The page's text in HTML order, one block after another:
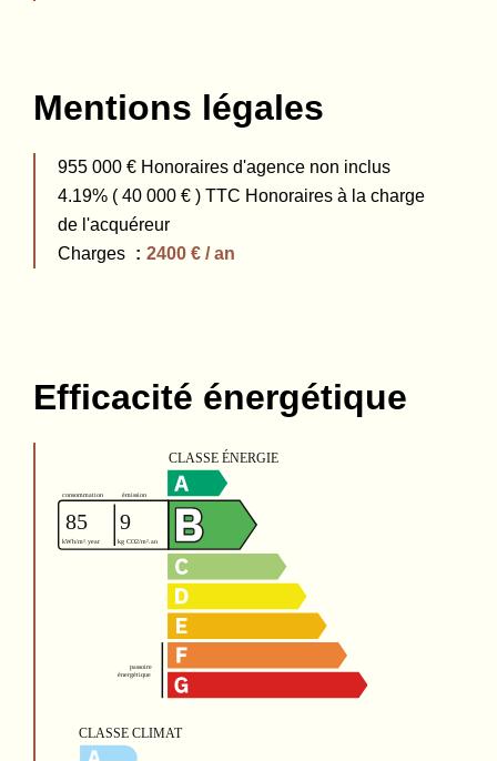
Mentions légales
955 000 € Honoraires d'agence non inclus
4.19% ( 40 000 € ) TTC Honoraires à la charge
de l'acquéreur
Charges
2400 € / an
Efficacité énergétique